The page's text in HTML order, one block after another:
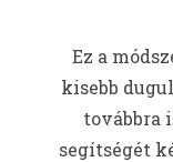
Ez a
kisebb
továbbra
segítségét